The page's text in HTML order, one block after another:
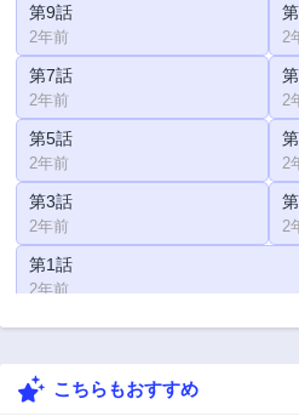
第9話
2年前 2
第7話
2年前 2
第5話
2年前 2
第3話
2年前 2
第1話
2年前
こちらもおすすめ